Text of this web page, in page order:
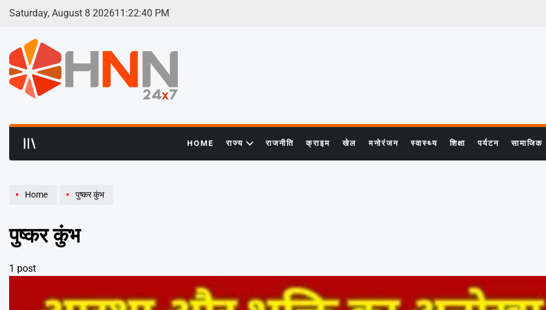
Skip
Saturday, August 8 202611 :22:41 PM
HOME राज्य राजनीति क्राइम खेल मनोरंजन स्वास्थ्य शिक्षा पर्यटन सामाजिक
Home पुष्कर कुंभ
पुष्कर कुंभ
1 post